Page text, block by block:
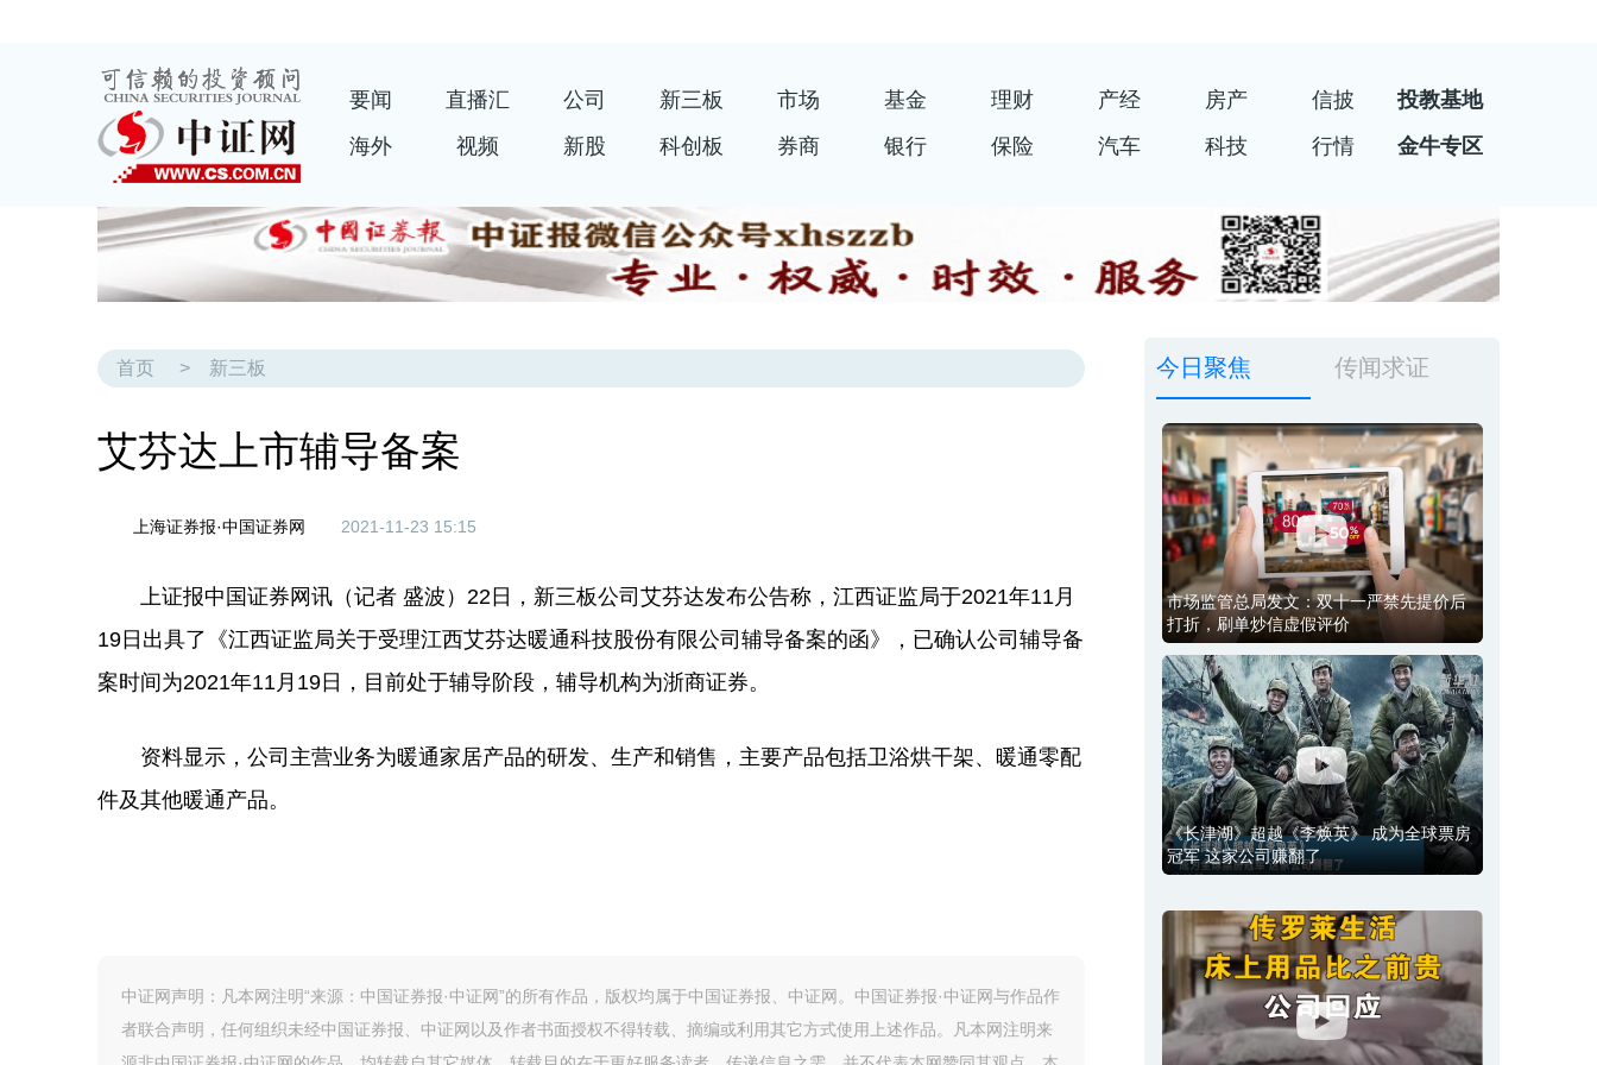
要闻 直播汇 公司 新三板 市场 基金 理财 产经 房产 信披
投教基地
海外
视频 新股 科创板 券商 银行 保险 汽车 科技 行情 金牛专区
首页 > 新三板
艾芬达上市辅导备案
上海证券报·中国证券网 2021-11-23 15:15
上证报中国证券网讯（记者 盛波）22日，新三板公司艾芬达发布公告称，江西证监局于2021年11月
19日出具了《江西证监局关于受理江西艾芬达暖通科技股份有限公司辅导备案的函》，已确认公司辅导备
案时间为2021年11月19日，目前处于辅导阶段，辅导机构为浙商证券。
资料显示，公司主营业务为暖通家居产品的研发、生产和销售，主要产品包括卫浴烘干架、暖通零配
件及其他暖通产品。
中证网声明：凡本网注明“来源：中国证券报·中证网”的所有作品，版权均属于中国证券报、中证网。中国证券报·中证网与作品作
者联合声明，任何组织未经中国证券报、中证网以及作者书面授权不得转载、摘编或利用其它方式使用上述作品。凡本网注明来
今日聚焦 传闻求证
市场监管总局发文：双十一严禁先提价后
打折，刷单炒信虚假评价
《长津湖》超越《李焕英》 成为全球票房
冠军 这家公司赚翻了